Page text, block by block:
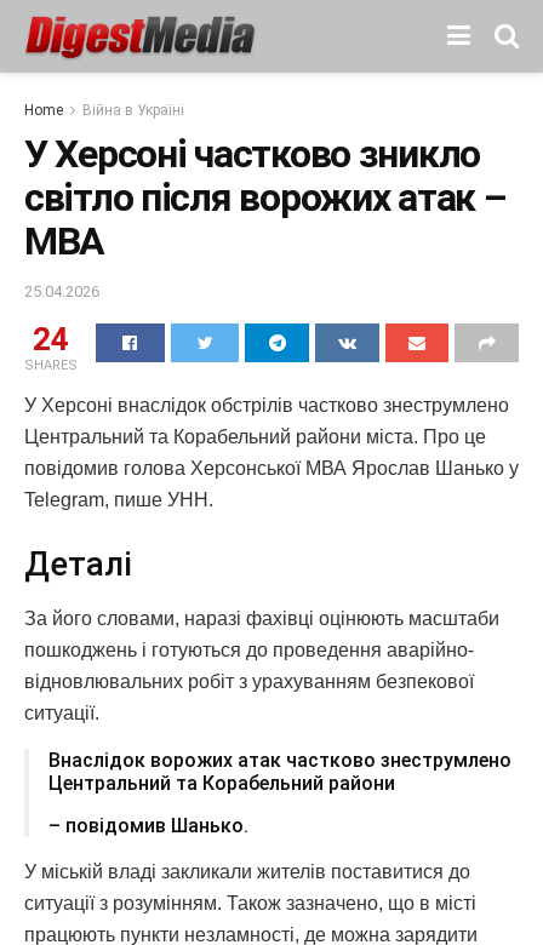
Home Війна в Україні
У Херсоні частково зникло
світло після ворожих атак –
МВА
25.04.2026
24
SHARES
У Херсоні внаслідок обстрілів частково знеструмлено
Центральний та Корабельний райони міста. Про це
повідомив голова Херсонської МВА Ярослав Шанько у
Telegram, пише УНН.
Деталі
За його словами, наразі фахівці оцінюють масштаби
пошкоджень і готуються до проведення аварійно-
відновлювальних робіт з урахуванням безпекової
ситуації.
Внаслідок ворожих атак частково знеструмлено
Центральний та Корабельний райони
– повідомив Шанько.
У міській владі закликали жителів поставитися до
ситуації з розумінням. Також зазначено, що в місті
працюють пункти незламності, де можна зарядити